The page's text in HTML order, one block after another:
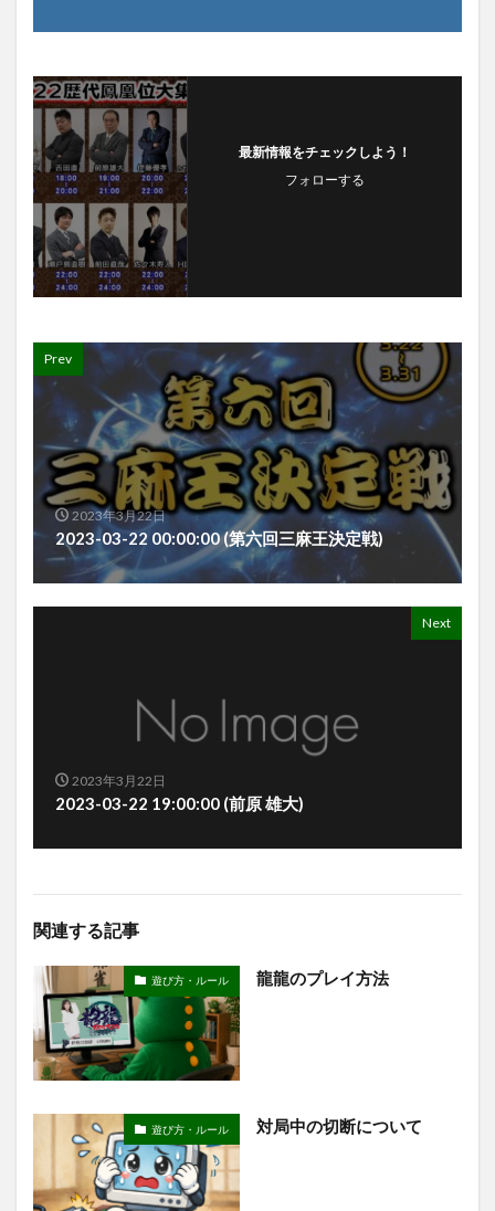
最新情報をチェックしよう！
フォローする
Prev
2023年3月22日
2023-03-22 00:00:00 (第六回三麻王決定戦)
Next
2023年3月22日
2023-03-22 19:00:00 (前原 雄大)
関連する記事
遊び方・ルール 龍龍のプレイ方法
遊び方・ルール 対局中の切断について